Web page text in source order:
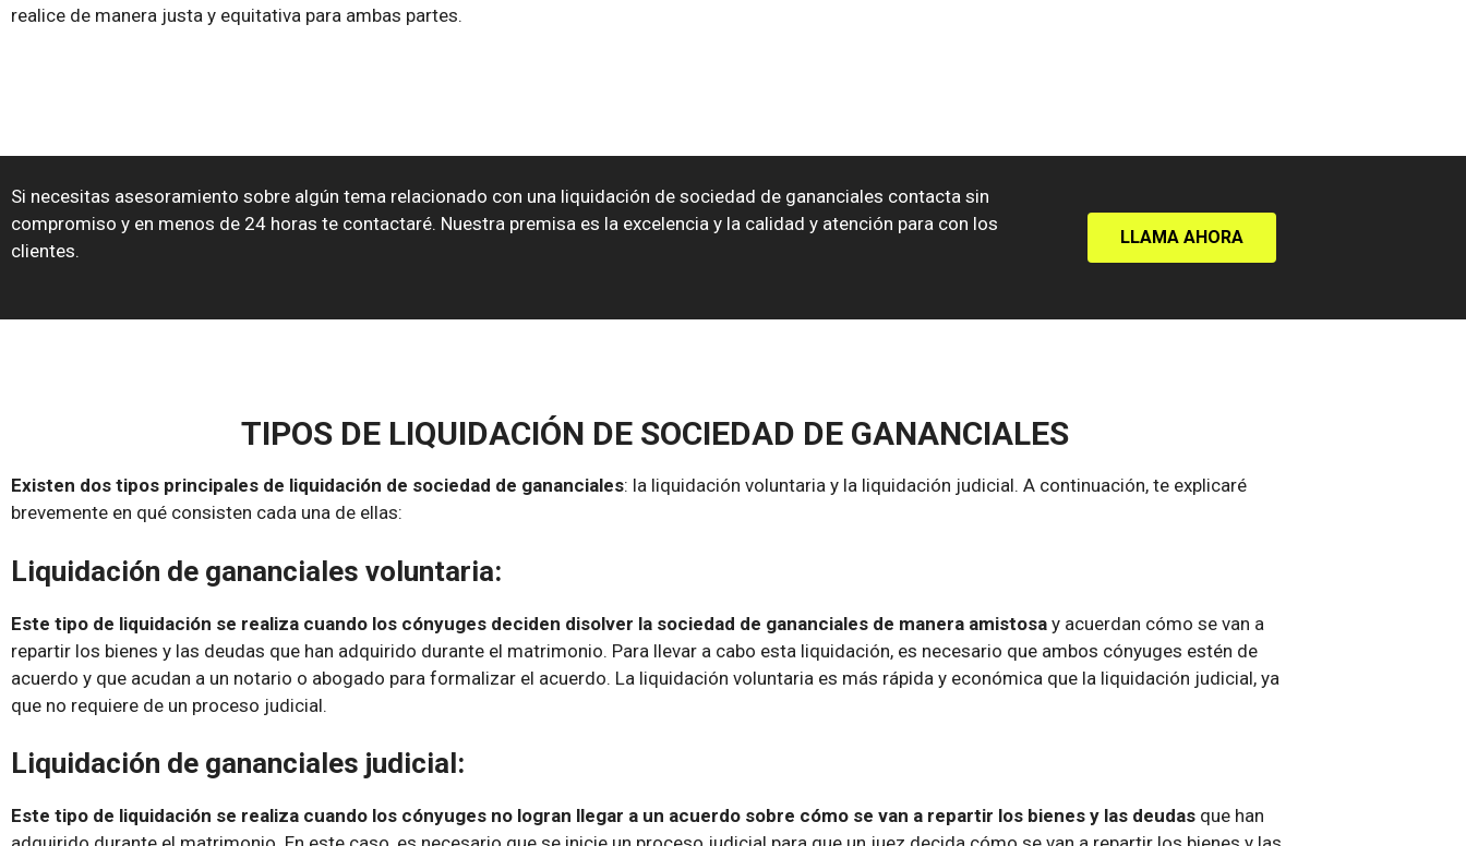
realice de manera justa y equitativa para ambas partes.
Si necesitas asesoramiento sobre algún tema relacionado con una liquidación de sociedad de gananciales contacta sin
compromiso y en menos de 24 horas te contactaré. Nuestra premisa es la excelencia y la calidad y atención para con los
clientes.
LLAMA AHORA
TIPOS DE LIQUIDACIÓN DE SOCIEDAD DE GANANCIALES
Existen dos tipos principales de liquidación de sociedad de gananciales: la liquidación voluntaria y la liquidación judicial. A continuación, te explicaré
brevemente en qué consisten cada una de ellas:
Liquidación de gananciales voluntaria:
Este tipo de liquidación se realiza cuando los cónyuges deciden disolver la sociedad de gananciales de manera amistosa y acuerdan cómo se van a
repartir los bienes y las deudas que han adquirido durante el matrimonio. Para llevar a cabo esta liquidación, es necesario que ambos cónyuges estén de
acuerdo y que acudan a un notario o abogado para formalizar el acuerdo. La liquidación voluntaria es más rápida y económica que la liquidación judicial, ya
que no requiere de un proceso judicial.
Liquidación de gananciales judicial:
Este tipo de liquidación se realiza cuando los cónyuges no logran llegar a un acuerdo sobre cómo se van a repartir los bienes y las deudas que han